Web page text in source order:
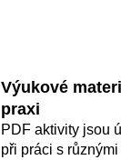
Výukové
praxi
PDF aktivity jsou
při práci s